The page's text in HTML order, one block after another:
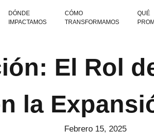
DÓNDE
IMPACTAMOS
CÓMO
TRANSFORMAMOS
QUÉ
El Rol
la
Febrero 15, 2025